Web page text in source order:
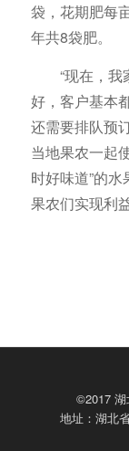
袋，花期肥每
年共8袋肥。
“现在，
好，客户基本
还需要排队预
当地果农一起
时好味道”的
果农们实现利
©2017 湖
地址：湖北